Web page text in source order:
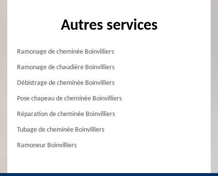
Autres services
Ramonage de cheminée Boinvilliers
Ramonage de chaudière Boinvilliers
Débistrage de cheminée Boinvilliers
Pose chapeau de cheminée Boinvilliers
Réparation de cheminée Boinvilliers
Tubage de cheminée Boinvilliers
Ramoneur Boinvilliers